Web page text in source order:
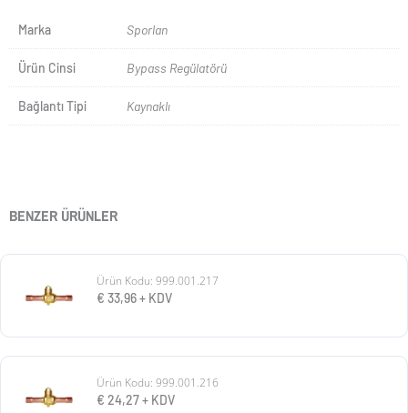
Marka Sporlan
Ürün Cinsi Bypass Regülatörü
Bağlantı Tipi Kaynaklı
BENZER ÜRÜNLER
Ürün Kodu: 999.001.217
€ 33,96+ KDV
Ürün Kodu: 999.001.216
€ 24,27+ KDV